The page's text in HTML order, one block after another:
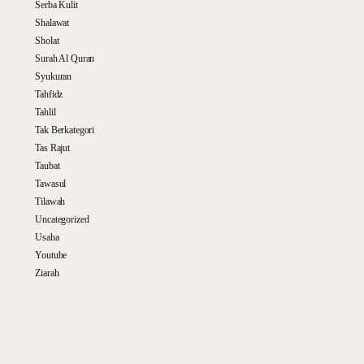
Serba Kulit
Shalawat
Sholat
Surah Al Quran
Syukuran
Tahfidz
Tahlil
Tak Berkategori
Tas Rajut
Taubat
Tawasul
Tilawah
Uncategorized
Usaha
Youtube
Ziarah